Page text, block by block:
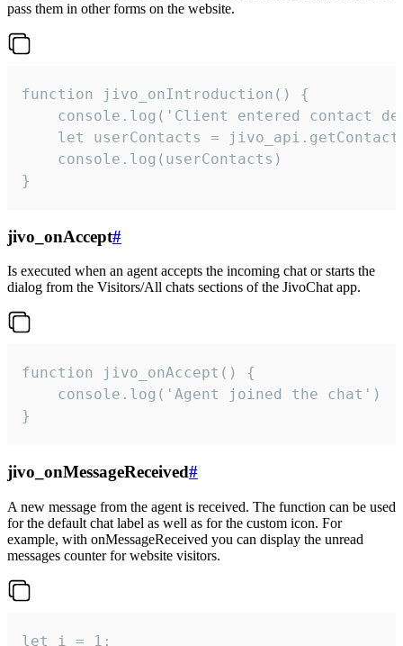
pass them in other forms on the website.
function jivo_onIntroduction() {
console.log('Client entered contact
let userContacts =
    console.log(userContacts)
}
jivo_onAccept#
Is executed when an agent accepts the incoming chat or starts the
dialog from the Visitors/All chats sections of the JivoChat app.
function jivo_onAccept() {
}
jivo_onMessageReceived#
A new message from the agent is received. The function can be used
for the default chat label as well as for the custom icon. For
example, with onMessageReceived you can display the unread
messages counter for website visitors.
let i = 1;